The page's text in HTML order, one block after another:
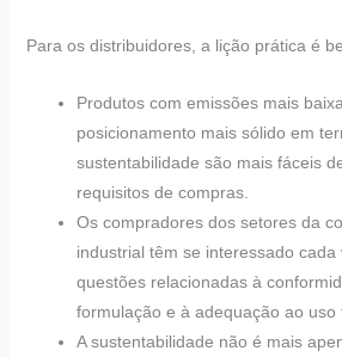
Para os distribuidores, a lição prática é
Produtos com emissões mais
posicionamento mais sólido em
sustentabilidade são mais fáceis
requisitos de compras.
Os compradores dos setores da
industrial têm se interessado cada
questões relacionadas à
formulação e à adequação ao uso
A sustentabilidade não é mais